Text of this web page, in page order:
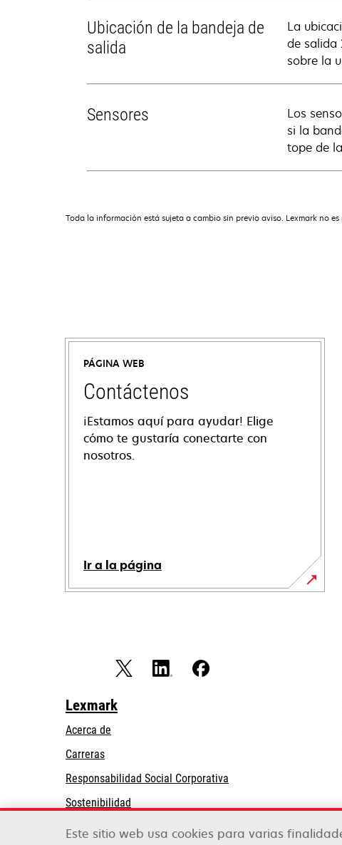
Ubicación de la bandeja de
salida
La
de salida
sobre la
Sensores
Los
si la
tope de
Toda la información está sujeta a cambio sin previo aviso. Lexmark no
PÁGINA WEB
Contáctenos
¡Estamos aquí para ayudar! Elige
cómo te gustaría conectarte con
nosotros.
Ir a la página
Lexmark
Acerca de
Carreras
Responsabilidad Social Corporativa
en
una
Sostenibilidad
Partners de Lexmark
Este sitio web usa cookies para varias